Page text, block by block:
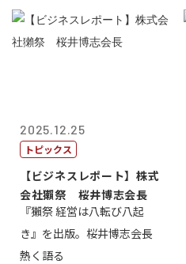
2025.12.25
トピックス
【ビジネスレポート】株式
会社獺祭 桜井博志会長
『獺祭 経営は八転び八起
き』を出版。桜井博志会長
熱く語る